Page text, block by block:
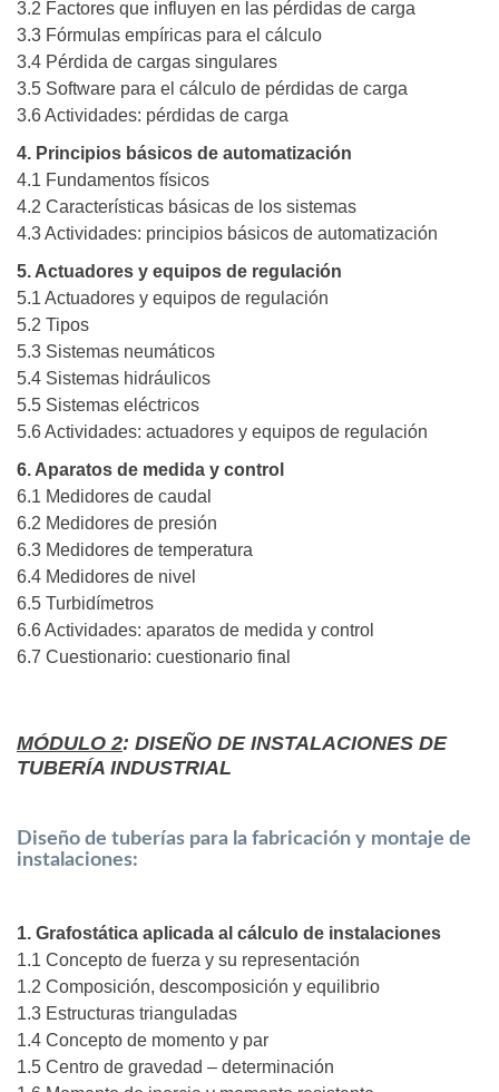
3.2 Factores que influyen en las pérdidas de carga
3.3 Fórmulas empíricas para el cálculo
3.4 Pérdida de cargas singulares
3.5 Software para el cálculo de pérdidas de carga
3.6 Actividades: pérdidas de carga
4. Principios básicos de automatización
4.1 Fundamentos físicos
4.2 Características básicas de los sistemas
4.3 Actividades: principios básicos de automatización
5. Actuadores y equipos de regulación
5.1 Actuadores y equipos de regulación
5.2 Tipos
5.3 Sistemas neumáticos
5.4 Sistemas hidráulicos
5.5 Sistemas eléctricos
5.6 Actividades: actuadores y equipos de regulación
6. Aparatos de medida y control
6.1 Medidores de caudal
6.2 Medidores de presión
6.3 Medidores de temperatura
6.4 Medidores de nivel
6.5 Turbidímetros
6.6 Actividades: aparatos de medida y control
6.7 Cuestionario: cuestionario final
MÓDULO 2: DISEÑO DE INSTALACIONES DE
TUBERÍA INDUSTRIAL
Diseño de tuberías para la fabricación y montaje de
instalaciones:
1. Grafostática aplicada al cálculo de instalaciones
1.1 Concepto de fuerza y su representación
1.2 Composición, descomposición y equilibrio
1.3 Estructuras trianguladas
1.4 Concepto de momento y par
1.5 Centro de gravedad – determinación